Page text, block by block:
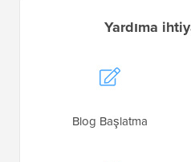
Yardıma
Blog Başlatma